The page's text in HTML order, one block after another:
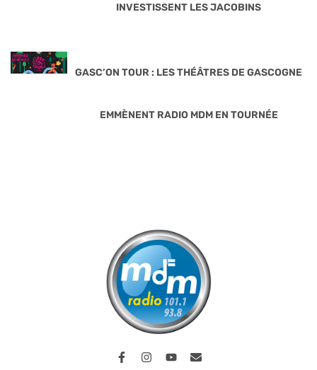
INVESTISSENT LES JACOBINS
GASC’ON TOUR : LES THÉÂTRES DE GASCOGNE
EMMÈNENT RADIO MDM EN TOURNÉE